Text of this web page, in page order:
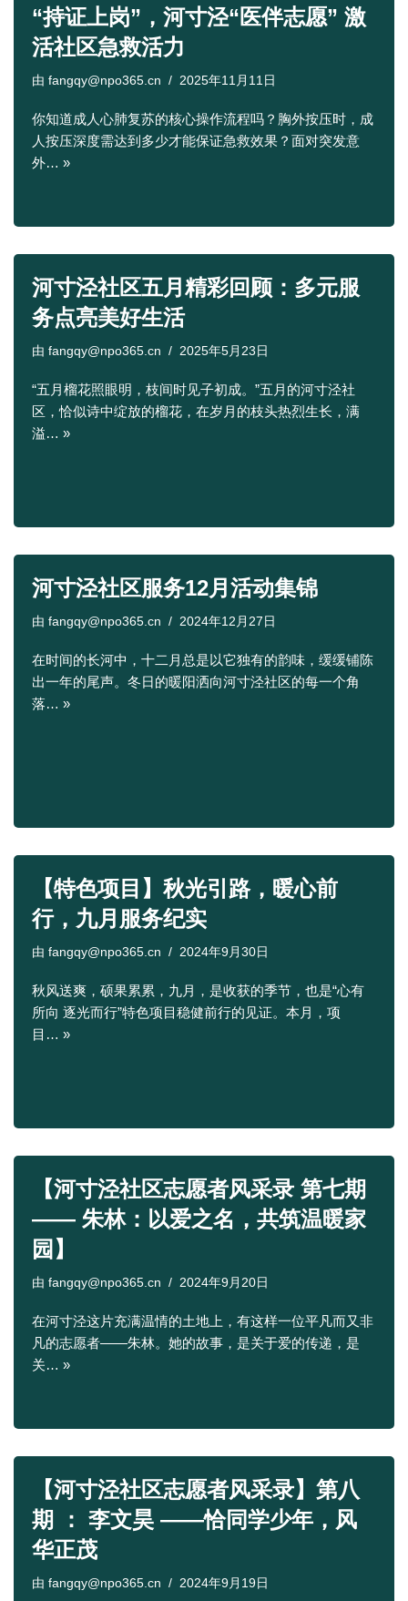
“持证上岗”，河寸泾“医伴志愿” 激
活社区急救活力
由 fangqy@npo365.cn 2025年11月11日
你知道成人心肺复苏的核心操作流程吗？胸外按压时，成
人按压深度需达到多少才能保证急救效果？面对突发意
外… »
河寸泾社区五月精彩回顾：多元服
务点亮美好生活
由 fangqy@npo365.cn 2025年5月23日
“五月榴花照眼明，枝间时见子初成。”五月的河寸泾社
区，恰似诗中绽放的榴花，在岁月的枝头热烈生长，满
溢… »
河寸泾社区服务12月活动集锦
由 fangqy@npo365.cn 2024年12月27日
在时间的长河中，十二月总是以它独有的韵味，缓缓铺陈
出一年的尾声。冬日的暖阳洒向河寸泾社区的每一个角
落… »
【特色项目】秋光引路，暖心前
行，九月服务纪实
由 fangqy@npo365.cn 2024年9月30日
秋风送爽，硕果累累，九月，是收获的季节，也是“心有
所向 逐光而行”特色项目稳健前行的见证。本月，项
目… »
【河寸泾社区志愿者风采录 第七期
—— 朱林：以爱之名，共筑温暖家
园】
由 fangqy@npo365.cn 2024年9月20日
在河寸泾这片充满温情的土地上，有这样一位平凡而又非
凡的志愿者——朱林。她的故事，是关于爱的传递，是
关… »
【河寸泾社区志愿者风采录】第八
期 ： 李文昊 ——恰同学少年，风
华正茂
由 fangqy@npo365.cn 2024年9月19日